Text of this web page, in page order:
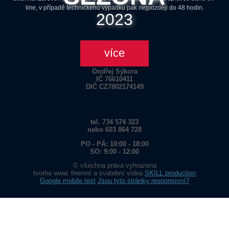
2023
více
line, v případě technického výpadku pak nejpozději do 48 hodin.
Tomáše Bati 190
760 01 Zlín
Ondřej Sýkora
IČ 76610411
DIČ CZ7802174149
tel. 734 574 323
nebo 603 864 728
PO - PÁ: 10:00 - 18:00
SO: 9:00 - 12:00
© všechna práva vyhrazena
tvorba www, firemní a svatební videa SKILL production
Google mobile test Jsou tyto stránky responsivní?